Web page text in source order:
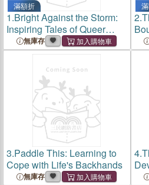
滿額折
1.Bright Against the Storm:
Inspiring Tales of Queer
Strength, Resilience, and
Light (Short Story Collection)
無庫存
2.
3.Paddle This: Learning to
Cope with Life's Backhands
無庫存
4.